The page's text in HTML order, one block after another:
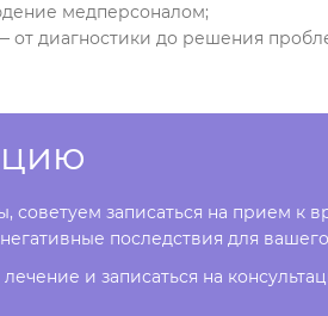
медперсоналом;
диагностики до решения
записаться на прием к
последствия для
и записаться на